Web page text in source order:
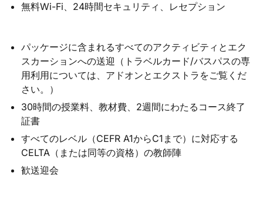
無料Wi-Fi、24時間セキュリティ、レセプション
パッケージに含まれるすべてのアクティビティとエク
スカーションへの送迎（トラベルカード/バスパスの専
用利用については、アドオンとエクストラをご覧くだ
さい。）
30時間の授業料、教材費、2週間にわたるコース終了
証書
すべてのレベル（CEFR A1からC1まで）に対応する
CELTA（または同等の資格）の教師陣
歓送迎会